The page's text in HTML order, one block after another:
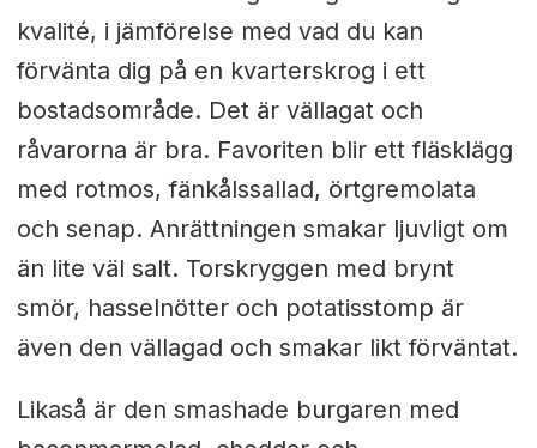
kvalité, i jämförelse med vad du kan
förvänta dig på en kvarterskrog i ett
bostadsområde. Det är vällagat och
råvarorna är bra. Favoriten blir ett fläsklägg
med rotmos, fänkålssallad, örtgremolata
och senap. Anrättningen smakar ljuvligt om
än lite väl salt. Torskryggen med brynt
smör, hasselnötter och potatisstomp är
även den vällagad och smakar likt förväntat.
Likaså är den smashade burgaren med